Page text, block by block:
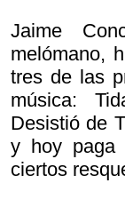
Jaime
melómano,
tres de las
música:
Desistió de
y hoy paga
ciertos